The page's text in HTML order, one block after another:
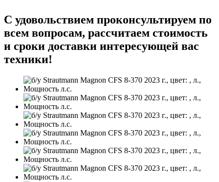
С удовольствием проконсультируем по
всем вопросам, рассчитаем стоимость
и сроки доставки интересующей вас
техники!